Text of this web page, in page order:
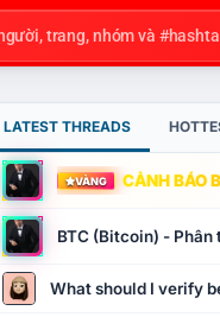
LATEST THREADS
VÀNG CẢNH BÁO
BTC (Bitcoin) -
What should I verify